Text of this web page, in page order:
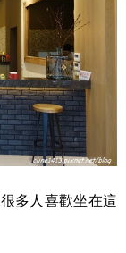
多人喜歡坐在這